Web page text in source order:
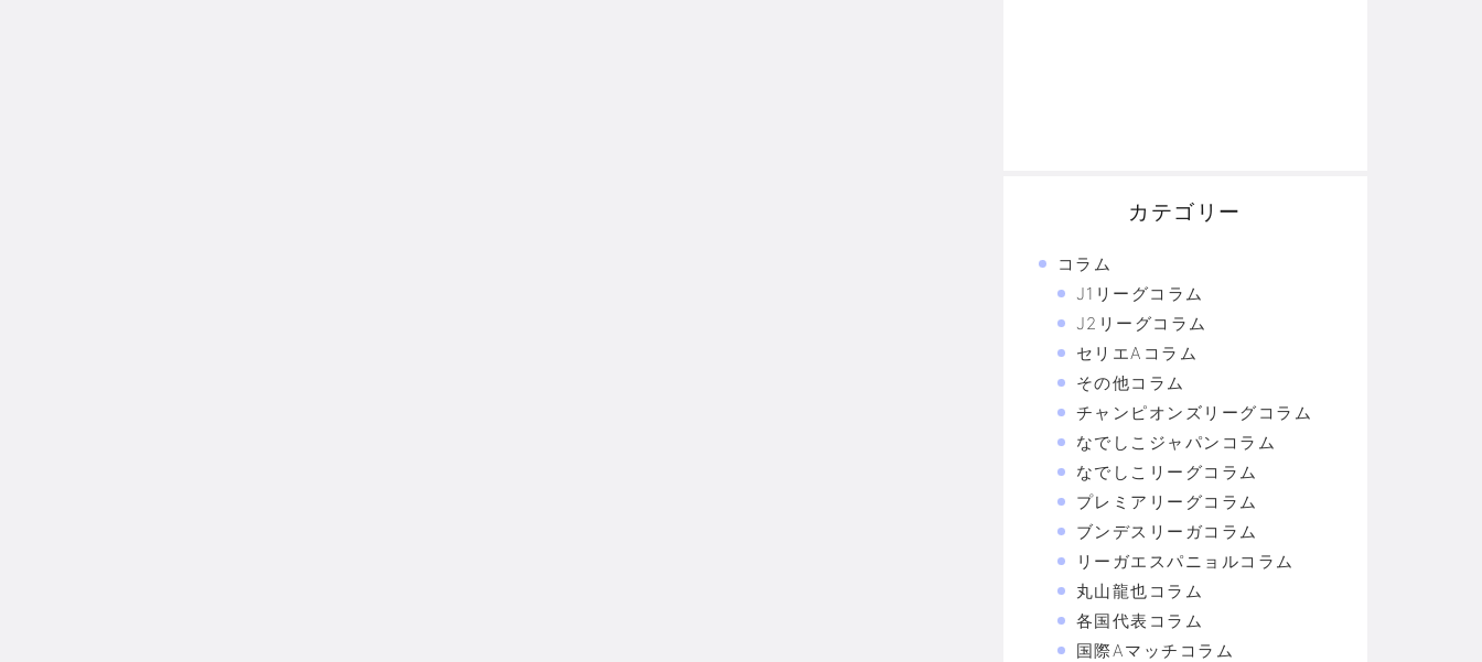
カテゴリー
コラム
J1リーグコラム
J2リーグコラム
セリエAコラム
その他コラム
チャンピオンズリーグコラム
なでしこジャパンコラム
なでしこリーグコラム
プレミアリーグコラム
ブンデスリーガコラム
リーガエスパニョルコラム
丸山龍也コラム
各国代表コラム
国際Aマッチコラム